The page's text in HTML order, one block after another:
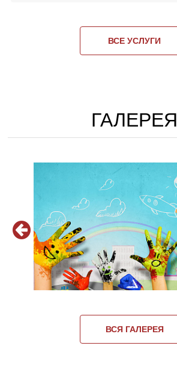
ВСЕ УСЛУГИ
ГАЛЕРЕЯ
ВСЯ ГАЛЕРЕЯ